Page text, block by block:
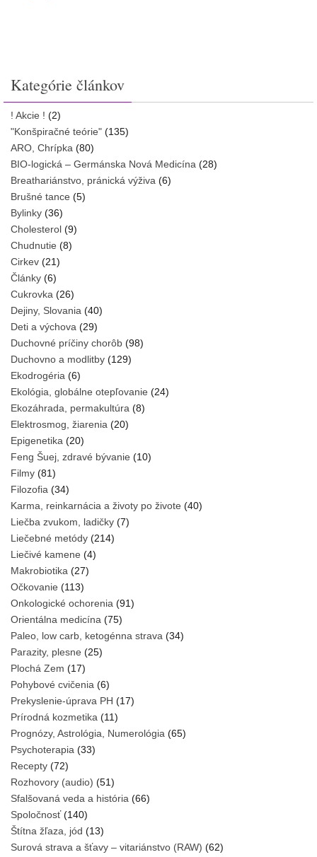
Kategórie článkov
! Akcie ! (2)
"Konšpiračné teórie" (135)
ARO, Chrípka (80)
BIO-logická – Germánska Nová Medicína (28)
Breathariánstvo, pránická výživa (6)
Brušné tance (5)
Bylinky (36)
Cholesterol (9)
Chudnutie (8)
Cirkev (21)
Články (6)
Cukrovka (26)
Dejiny, Slovania (40)
Deti a výchova (29)
Duchovné príčiny chorôb (98)
Duchovno a modlitby (129)
Ekodrogéria (6)
Ekológia, globálne otepľovanie (24)
Ekozáhrada, permakultúra (8)
Elektrosmog, žiarenia (20)
Epigenetika (20)
Feng Šuej, zdravé bývanie (10)
Filmy (81)
Filozofia (34)
Karma, reinkarnácia a životy po živote (40)
Liečba zvukom, ladičky (7)
Liečebné metódy (214)
Liečivé kamene (4)
Makrobiotika (27)
Očkovanie (113)
Onkologické ochorenia (91)
Orientálna medicína (75)
Paleo, low carb, ketogénna strava (34)
Parazity, plesne (25)
Plochá Zem (17)
Pohybové cvičenia (6)
Prekyslenie-úprava PH (17)
Prírodná kozmetika (11)
Prognózy, Astrológia, Numerológia (65)
Psychoterapia (33)
Recepty (72)
Rozhovory (audio) (51)
Sfalšovaná veda a história (66)
Spoločnosť(140)
Štítna žľaza, jód (13)
Surová strava a šťavy – vitariánstvo (RAW) (62)